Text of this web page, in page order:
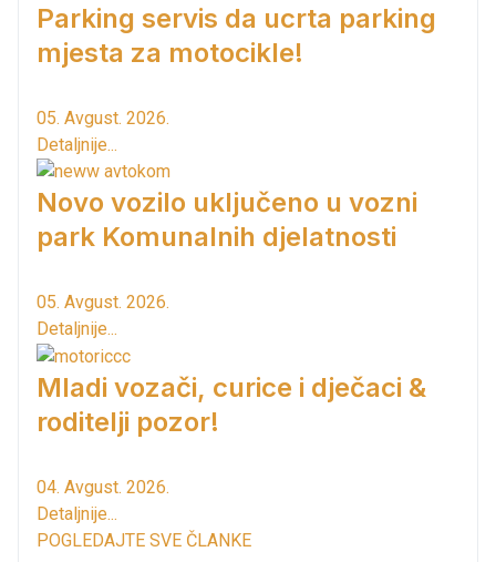
Parking servis da ucrta parking
mjesta za motocikle!
05. Avgust. 2026.
Detaljnije...
Novo vozilo uključeno u vozni
park Komunalnih djelatnosti
05. Avgust. 2026.
Detaljnije...
Mladi vozači, curice i dječaci &
roditelji pozor!
04. Avgust. 2026.
Detaljnije...
POGLEDAJTE SVE ČLANKE